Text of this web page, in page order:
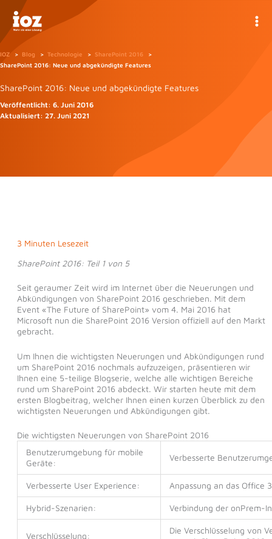
Inhalt
springen
IOZ Blog Technologie
SharePoint 2016
SharePoint 2016: Neue und abgekündigte Features
SharePoint 2016: Neue und abgekündigte Features
Veröffentlicht: 6. Juni 2016
Aktualisiert: 27. Juni 2021
3 Minuten Lesezeit
SharePoint 2016: Teil 1 von 5
Seit geraumer Zeit wird im Internet über die Neuerungen und
Abkündigungen von SharePoint 2016 geschrieben. Mit dem
Event «The Future of SharePoint» vom 4. Mai 2016 hat
Microsoft nun die SharePoint 2016 Version offiziell auf den Markt
gebracht.
Um Ihnen die wichtigsten Neuerungen und Abkündigungen rund
um SharePoint 2016 nochmals aufzuzeigen, präsentieren wir
Ihnen eine 5-teilige Blogserie, welche alle wichtigen Bereiche
rund um SharePoint 2016 abdeckt. Wir starten heute mit dem
ersten Blogbeitrag, welcher Ihnen einen kurzen Überblick zu den
wichtigsten Neuerungen und Abkündigungen gibt.
Die wichtigsten Neuerungen von SharePoint 2016
Benutzerumgebung für mobile
Geräte:
Verbesserte
Verbesserte User Experience: Anpassung an das Office
Hybrid-Szenarien: Verbindung der onPrem-
Verschlüsselung:
Die Verschlüsselung von